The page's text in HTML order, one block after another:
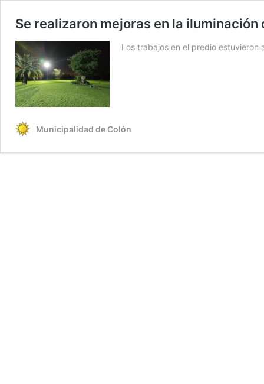
Se realizaron mejoras en la iluminación
Los trabajos en el predio
Municipalidad de Colón